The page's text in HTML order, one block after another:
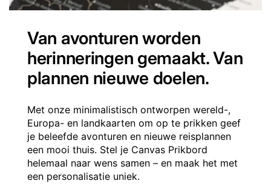
Van avonturen worden
herinneringen gemaakt. Van
plannen nieuwe doelen.
Met onze minimalistisch ontworpen wereld-,
Europa- en landkaarten om op te prikken geef
je beleefde avonturen en nieuwe reisplannen
een mooi thuis. Stel je Canvas Prikbord
helemaal naar wens samen – en maak het met
een personalisatie uniek.